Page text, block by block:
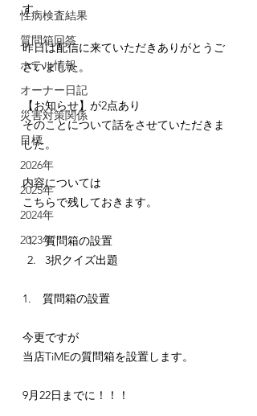
性病検査結果
質問箱回答
ホテル情報
オーナー日記
災害対策関係
目標
2026年
2025年
2024年
2023年
す。
昨日は配信に来ていただきありがとうご
ざいました。
【お知らせ】が2点あり
そのことについて話をさせていただきま
した。
内容については
こちらで残しておきます。
質問箱の設置
3択クイズ出題
1.　質問箱の設置
今更ですが
当店TiMEの質問箱を設置します。
9月22日までに！！！